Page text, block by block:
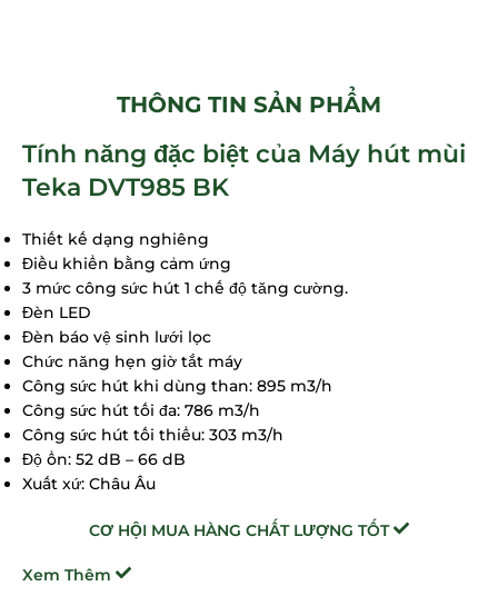
THÔNG TIN SẢN PHẨM
Tính năng đặc biệt của Máy hút mùi
Teka DVT985 BK
Thiết kế dạng nghiêng
Điều khiển bằng cảm ứng
3 mức công sức hút 1 chế độ tăng cường.
Đèn LED
Đèn báo vệ sinh lưới lọc
Chức năng hẹn giờ tắt máy
Công sức hút khi dùng than: 895 m3/h
Công sức hút tối đa: 786 m3/h
Công sức hút tối thiểu: 303 m3/h
Độ ổn: 52 dB – 66 dB
Xuất xứ: Châu Âu
CƠ HỘI MUA HÀNG CHẤT LƯỢNG TỐT
Xem Thêm